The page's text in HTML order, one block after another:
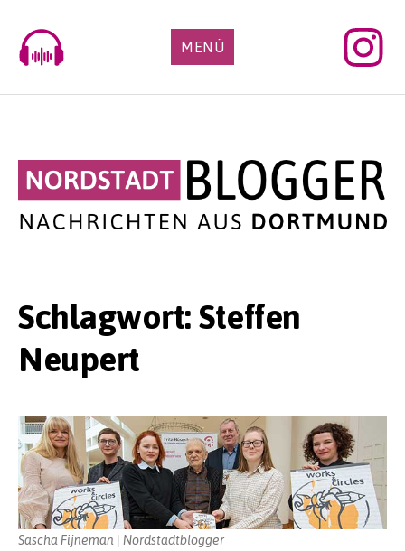
content
MENÜ
Schlagwort:Steffen
Neupert
Sascha Fijneman | Nordstadtblogger